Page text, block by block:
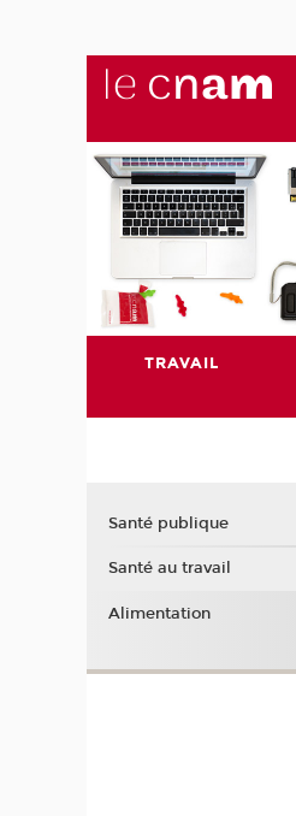
TRAVAIL
Santé publique
Santé au travail
Alimentation